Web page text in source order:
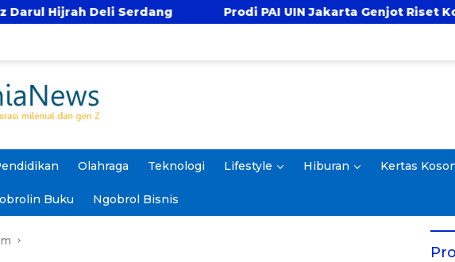
Prodi PAI UIN Jakarta Genjot Riset Kolaboratif, Antar 4
Olahraga Teknologi Lifestyle Hiburan Kertas
Buku Ngobrol Bisnis